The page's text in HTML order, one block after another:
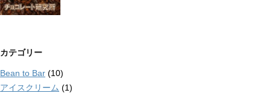
カテゴリー
Bean to Bar (10)
アイスクリーム (1)